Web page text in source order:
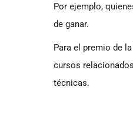
Por ejemplo,
de ganar.
Para el premio de
cursos
técnicas.